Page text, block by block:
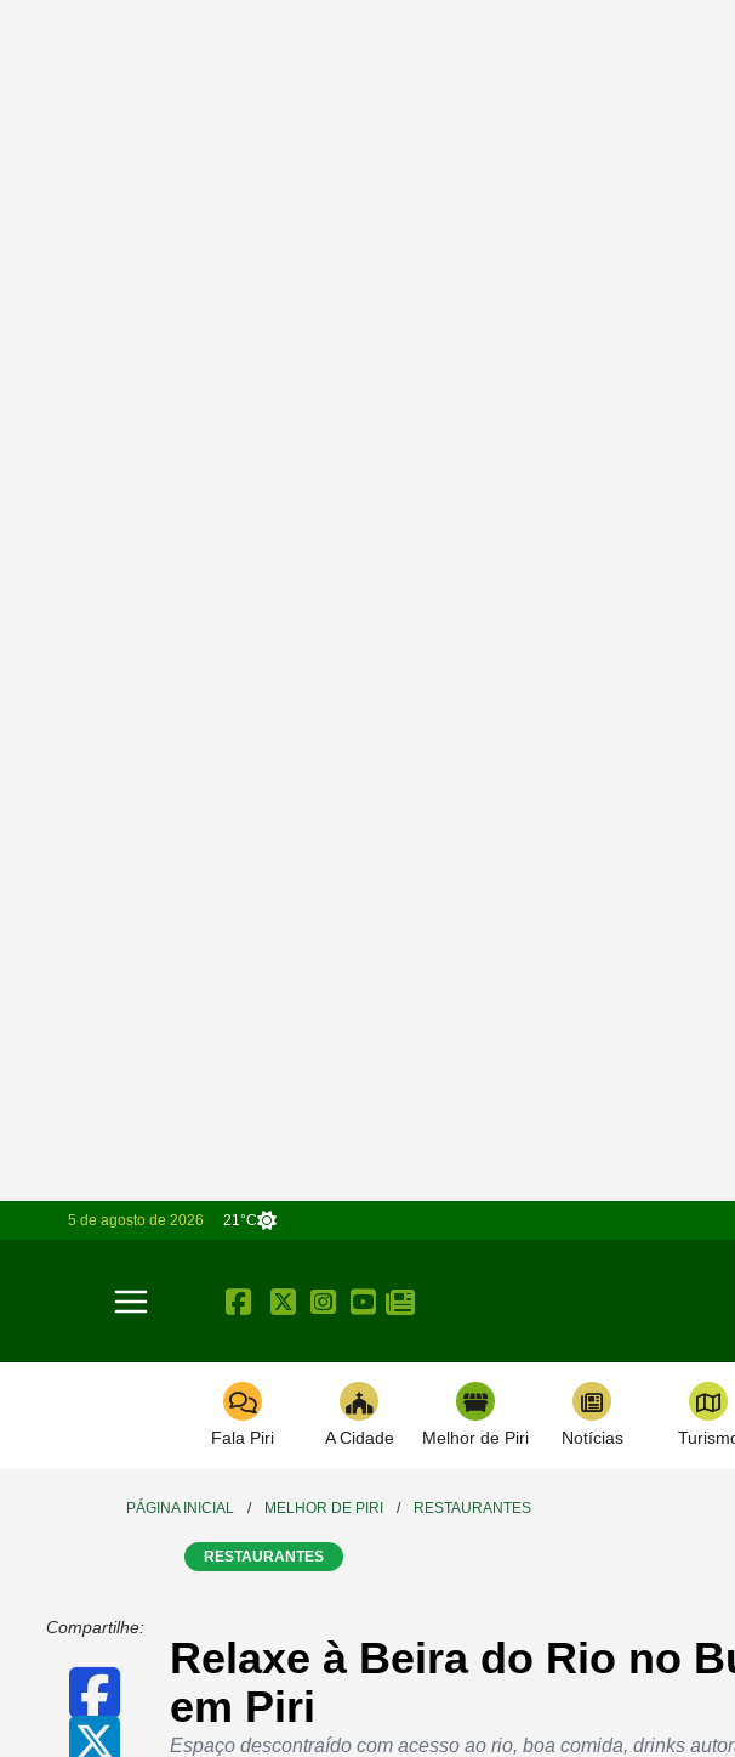
5 de agosto de 2026 21°C
Toggle navigation
Fala Piri A Cidade Melhor de Piri Notícias
PÁGINA INICIAL / MELHOR DE PIRI / RESTAURANTES
RESTAURANTES
Compartilhe:
Relaxe à Beira do Rio no
em Piri
Espaço descontraído com acesso ao rio, boa comida, drinks